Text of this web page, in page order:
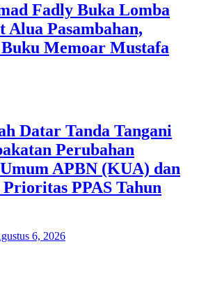
Fadly Buka Lomba
Alua Pasambahan,
Memoar Mustafa
Datar Tanda Tangani
Perubahan
APBN (KUA) dan
PPAS Tahun
6, 2026